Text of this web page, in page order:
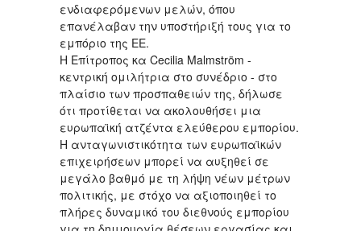
ενδιαφερόμενων μελών, όπου
επανέλαβαν την υποστήριξή τους για το
εμπόριο της ΕΕ.
Η Επίτροπος κα Cecilia Malmström -
κεντρική ομιλήτρια στο συνέδριο - στο
πλαίσιο των προσπαθειών της, δήλωσε
ότι προτίθεται να ακολουθήσει μια
ευρωπαϊκή ατζέντα ελεύθερου εμπορίου.
Η ανταγωνιστικότητα των ευρωπαϊκών
επιχειρήσεων μπορεί να αυξηθεί σε
μεγάλο βαθμό με τη λήψη νέων μέτρων
πολιτικής, με στόχο να αξιοποιηθεί το
πλήρες δυναμικό του διεθνούς εμπορίου